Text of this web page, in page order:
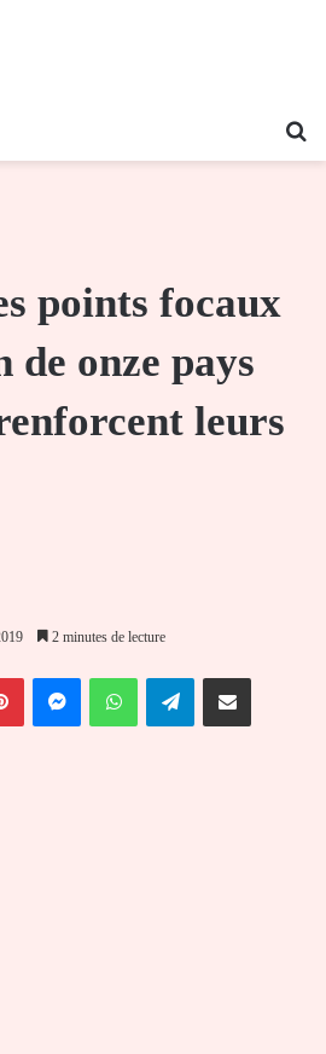
points focaux
de onze pays
leurs
2 minutes de lecture
PinterestMessengerWhatsAppTelegramPartager par email